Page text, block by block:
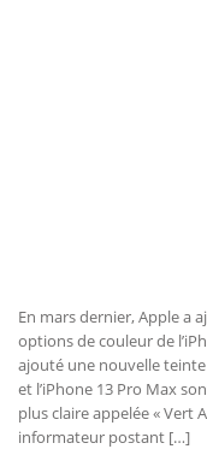
En mars dernier, Apple a
options de couleur de
ajouté une nouvelle teinte
et l’iPhone 13 Pro Max
plus claire appelée « Vert
informateur postant […]